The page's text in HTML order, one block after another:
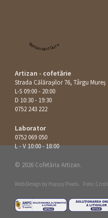
Restaurant Guru
Artizan - cofetărie
Strada Călăraşilor 76, Târgu Mureș
L-S 09:00 - 20:00
D 10:30 - 19:30
0752 243 222
Laborator
0752 069 050
L - V 10:00 - 18:00
© 2026 Cofetăria Artizan.
Web Design by Happy Pixels. Foto: